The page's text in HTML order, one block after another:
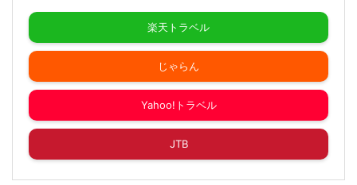
楽天トラベル
じゃらん
Yahoo!トラベル
JTB